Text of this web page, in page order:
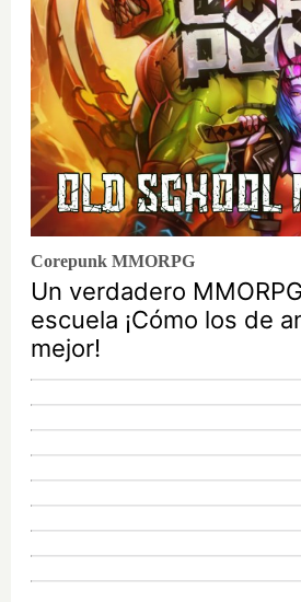
Corepunk MMORPG
Un verdadero
escuela ¡Cómo los de
mejor!